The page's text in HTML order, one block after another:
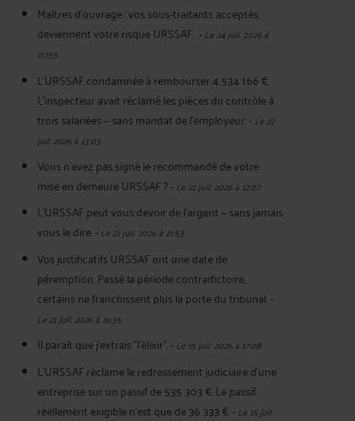
Maîtres d'ouvrage : vos sous-traitants acceptés
deviennent votre risque URSSAF. -Le 24 juil. 2026 à
07:55
L'URSSAF condamnée à rembourser 4 534 166 €.
L'inspecteur avait réclamé les pièces du contrôle à
trois salariées — sans mandat de l'employeur.-Le 22
juil. 2026 à 13:05
Vous n'avez pas signé le recommandé de votre
mise en demeure URSSAF ?-Le 22 juil. 2026 à 12:07
L’URSSAF peut vous devoir de l’argent — sans jamais
vous le dire.-Le 21 juil. 2026 à 21:53
Vos justificatifs URSSAF ont une date de
péremption. Passé la période contradictoire,
certains ne franchissent plus la porte du tribunal.-
Le 21 juil. 2026 à 16:35
Il paraît que j'extrais "l'élixir".-Le 15 juil. 2026 à 17:08
L'URSSAF réclame le redressement judiciaire d'une
entreprise sur un passif de 535 303 €. Le passif
réellement exigible n'est que de 36 333 €.-Le 15 juil.